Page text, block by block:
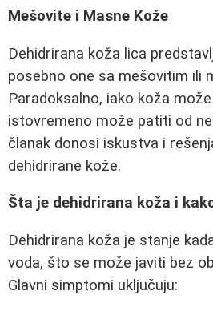
Mešovite i Masne Kože
Dehidrirana koža lica
posebno one sa mešovitim ili
Paradoksalno, iako koža
istovremeno može patiti od
članak donosi iskustva i
dehidrirane kože.
Šta je dehidrirana koža i
Dehidrirana koža je stanje
voda, što se može javiti bez
Glavni simptomi uključuju: